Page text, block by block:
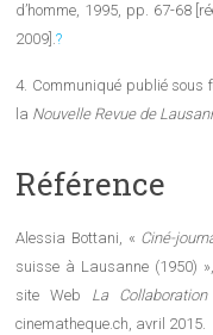
d’homme, 1995, pp. 67-68
2009].?
4. Communiqué publié sous
la Nouvelle Revue de
Référence
Alessia Bottani, « Ciné-
suisse à Lausanne (1950)
site Web La
cinematheque.ch, avril 2015.